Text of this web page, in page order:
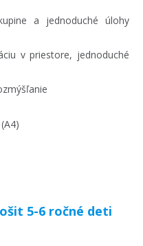
a jednoduché úlohy
v priestore, jednoduché
5-6 ročné deti